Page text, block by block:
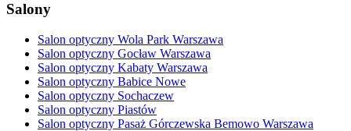
Salony
Salon optyczny Wola Park Warszawa
Salon optyczny Gocław Warszawa
Salon optyczny Kabaty Warszawa
Salon optyczny Babice Nowe
Salon optyczny Sochaczew
Salon optyczny Piastów
Salon optyczny Pasaż Górczewska Bemowo Warszawa